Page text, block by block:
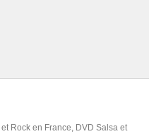
Rock en France, DVD Salsa et